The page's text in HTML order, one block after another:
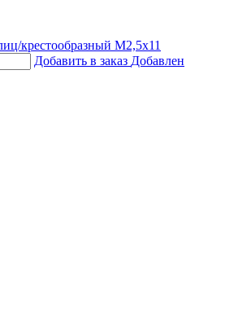
крестообразный М2,5х11
Добавить в заказ Добавлен